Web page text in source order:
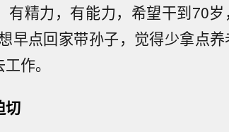
有精力，有能力，希望干到70
早点回家带孙子，觉得少拿点
作。
切